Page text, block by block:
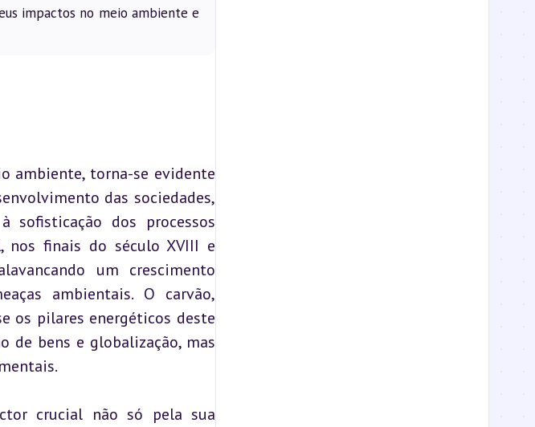
impactos no meio ambiente e
ambiente, torna-se evidente
das sociedades,
dos processos
nos finais do século XVIII e
um crescimento
ambientais. O carvão,
os pilares energéticos deste
de bens e globalização, mas
crucial não só pela sua